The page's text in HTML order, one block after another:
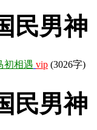
民男
初相遇 vip (3026字)
民男